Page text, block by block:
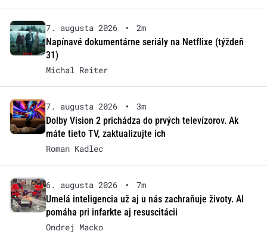
7. augusta 2026 •
2m
Napínavé dokumentárne seriály na Netflixe (týždeň
31)
Michal Reiter
7. augusta 2026 •
3m
Dolby Vision 2 prichádza do prvých televízorov. Ak
máte tieto TV, zaktualizujte ich
Roman Kadlec
6. augusta 2026 •
7m
Umelá inteligencia už aj u nás zachraňuje životy. AI
pomáha pri infarkte aj resuscitácii
Ondrej Macko